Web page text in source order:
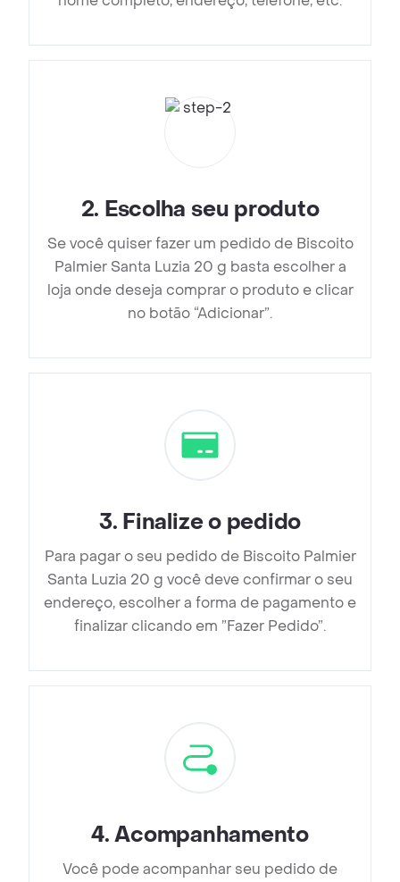
2. Escolha seu produto
Se você quiser fazer um pedido de Biscoito
Palmier Santa Luzia 20 g basta escolher a
loja onde deseja comprar o produto e clicar
no botão “Adicionar”.
3. Finalize o pedido
Para pagar o seu pedido de Biscoito Palmier
Santa Luzia 20 g você deve confirmar o seu
endereço, escolher a forma de pagamento e
finalizar clicando em ”Fazer Pedido”.
4.Acompanhamento
Você pode acompanhar seu pedido de